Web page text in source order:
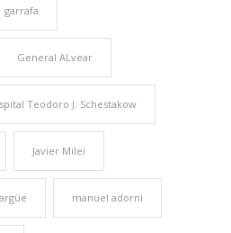
garrafa
General ALvear
Teodoro J. Schestakow
Javier Milei
manuel adorni